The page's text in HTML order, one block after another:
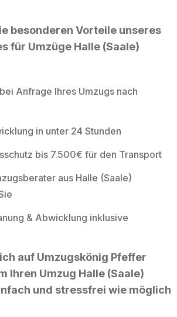
besonderen Vorteile unseres
für Umzüge Halle (Saale)
Anfrage Ihres Umzugs nach
in unter 24 Stunden
bis 7.500€ für den Transport
aus Halle (Saale)
& Abwicklung inklusive
auf Umzugskönig Pfeffer
Ihren Umzug Halle (Saale)
und stressfrei wie möglich